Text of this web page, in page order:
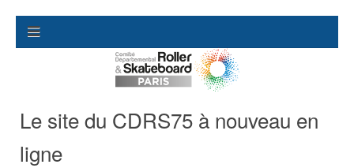
Le site du CDRS75 à nouveau en
ligne